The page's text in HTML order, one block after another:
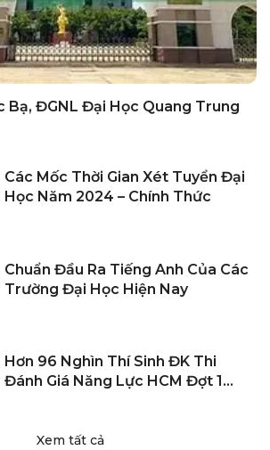
Bạ, ĐGNL Đại Học Quang Trung
Các Mốc Thời Gian Xét Tuyển Đại
Học Năm 2024 – Chính Thức
Chuẩn Đầu Ra Tiếng Anh Của Các
Trường Đại Học Hiện Nay
Hơn 96 Nghìn Thí Sinh ĐK Thi
Đánh Giá Năng Lực HCM Đợt 1
Xem tất cả